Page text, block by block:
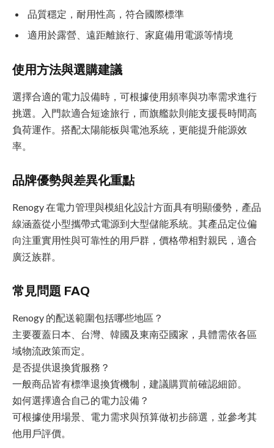
品質穩定，耐用性高，符合國際標準
適用於露營、遠距離旅行、家庭備用電源等情境
使用方法與選購建議
選擇合適的電力設備時，可根據使用頻率與功率需求進行
挑選。入門款適合短途旅行，而旗艦款則能支援長時間高
負荷運作。搭配太陽能板與電池系統，更能提升能源效
率。
品牌優勢與差異化重點
Renogy 在電力管理與模組化設計方面具有明顯優勢，產品
線涵蓋從小型攜帶式電源到大型儲能系統。其產品定位偏
向注重實用性與可靠性的用戶群，價格帶相對親民，適合
廣泛族群。
常見問題 FAQ
Renogy 的配送範圍包括哪些地區？
主要覆蓋日本、台灣、韓國及東南亞國家，具體需依各區
域物流政策而定。
是否提供退換貨服務？
一般商品皆有標準退換貨機制，建議購買前確認細節。
如何選擇適合自己的電力設備？
可根據使用場景、電力需求與預算做初步篩選，並參考其
他用戶評價。